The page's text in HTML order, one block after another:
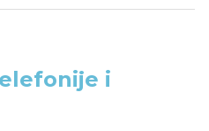
i